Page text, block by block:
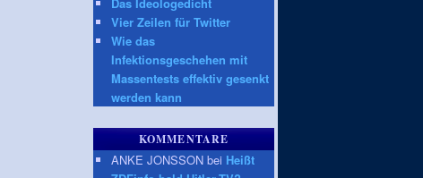
Vier Zeilen für Twitter
Wie das
Infektionsgeschehen mit
Massentests effektiv gesenkt
werden kann
KOMMENTARE
ANKE JONSSON bei Heißt